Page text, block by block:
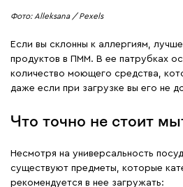
Фото: Alleksana / Pexels
Если вы склонны к аллергиям,
продуктов в ПММ. В ее патрубках
количество моющего средства,
даже если при загрузке вы его не
Что точно не стоит
Несмотря на универсальность
существуют предметы, которые
рекомендуется в нее загружать: